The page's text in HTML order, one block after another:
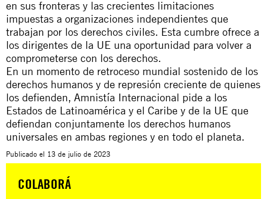
en sus fronteras y las crecientes limitaciones
impuestas a organizaciones independientes que
trabajan por los derechos civiles. Esta cumbre ofrece a
los dirigentes de la UE una oportunidad para volver a
comprometerse con los derechos.
En un momento de retroceso mundial sostenido de los
derechos humanos y de represión creciente de quienes
los defienden, Amnistía Internacional pide a los
Estados de Latinoamérica y el Caribe y de la UE que
defiendan conjuntamente los derechos humanos
universales en ambas regiones y en todo el planeta.
Publicado el 13 de julio de 2023
COLABORÁ